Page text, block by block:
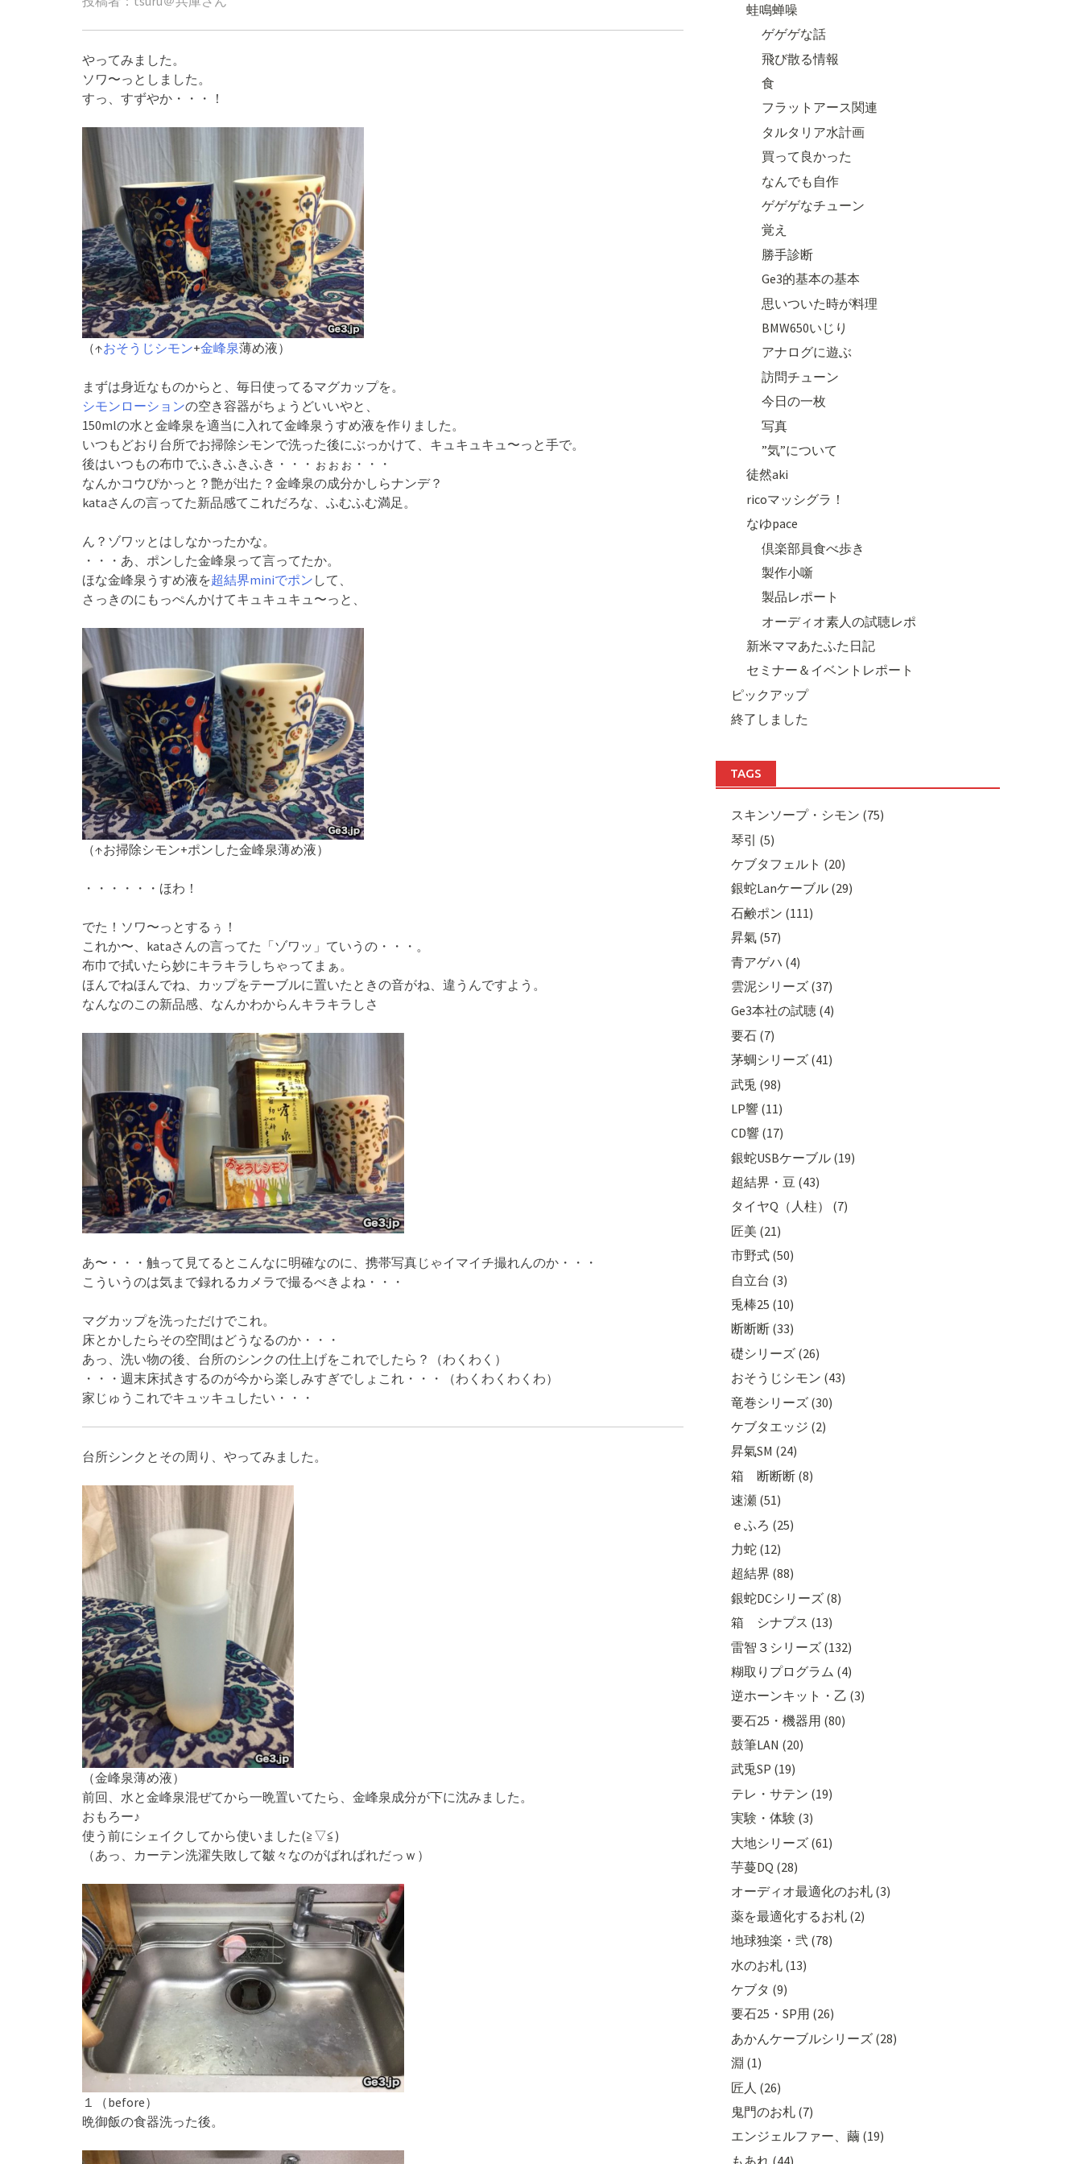
やってみました。
ソワ〜っとしました。
すっ、すずやか・・・！
（↑おそうじシモン+金峰泉薄め液）
まずは身近なものからと、毎日使ってるマグカップを。
シモンローションの空き容器がちょうどいいやと、
150mlの水と金峰泉を適当に入れて金峰泉うすめ液を作りました。
いつもどおり台所でお掃除シモンで洗った後にぶっかけて、キュキュキュ〜っと手で。
後はいつもの布巾でふきふきふき・・・ぉぉぉ・・・
なんかコウぴかっと？艶が出た？金峰泉の成分かしらナンデ？
kataさんの言ってた新品感てこれだろな、ふむふむ満足。
ん？ゾワッとはしなかったかな。
・・・あ、ポンした金峰泉って言ってたか。
ほな金峰泉うすめ液を超結界miniでポン して、
さっきのにもっぺんかけてキュキュキュ〜っと、
（↑お掃除シモン+ポンした金峰泉薄め液）
・・・・・・ほわ！
でた！ソワ〜っとするぅ！
これか〜、kataさんの言ってた「ゾワッ」ていうの・・・。
布巾で拭いたら妙にキラキラしちゃってまぁ。
ほんでねほんでね、カップをテーブルに置いたときの音がね、違うんですよう。
なんなのこの新品感、なんかわからんキラキラしさ
あ〜・・・触って見てるとこんなに明確なのに、携帯写真じゃイマイチ撮れんのか・・・
こういうのは気まで録れるカメラで撮るべきよね・・・
マグカップを洗っただけでこれ。
床とかしたらその空間はどうなるのか・・・
あっ、洗い物の後、台所のシンクの仕上げをこれでしたら？（わくわく）
・・・週末床拭きするのが今から楽しみすぎでしょこれ・・・（わくわくわくわ）
家じゅうこれでキュッキュしたい・・・
台所シンクとその周り、やってみました。
（金峰泉薄め液）
前回、水と金峰泉混ぜてから一晩置いてたら、金峰泉成分が下に沈みました。
おもろー♪
使う前にシェイクしてから使いました(≧▽≦)
（あっ、カーテン洗濯失敗して皺々なのがばればれだっｗ）
１（before）
晩御飯の食器洗った後。
蛙鳴蝉噪
ゲゲゲな話
飛び散る情報
食
フラットアース関連
タルタリア水計画
買って良かった
なんでも自作
ゲゲゲなチューン
覚え
勝手診断
Ge3的基本の基本
思いついた時が料理
BMW650いじり
アナログに遊ぶ
訪問チューン
今日の一枚
写真
”気”について
徒然aki
ricoマッシグラ！
なゆpace
倶楽部員食べ歩き
製作小噺
製品レポート
オーディオ素人の試聴レポ
新米ママあたふた日記
セミナー＆イベントレポート
ピックアップ
終了しました
TAGS
スキンソープ・シモン (75)
琴引 (5)
ケブタフェルト (20)
銀蛇Lanケーブル (29)
石鹸ポン (111)
昇氣 (57)
青アゲハ (4)
雲泥シリーズ (37)
Ge3本社の試聴 (4)
要石 (7)
茅蜩シリーズ (41)
武兎 (98)
LP響 (11)
CD響 (17)
銀蛇USBケーブル (19)
超結界・豆 (43)
タイヤQ（人柱） (7)
匠美 (21)
市野式 (50)
自立台 (3)
兎棒25 (10)
断断断 (33)
礎シリーズ (26)
おそうじシモン (43)
竜巻シリーズ (30)
ケブタエッジ (2)
昇氣SM (24)
箱 断断断 (8)
速瀬 (51)
ｅふろ (25)
力蛇 (12)
超結界 (88)
銀蛇DCシリーズ (8)
箱 シナプス (13)
雷智３シリーズ (132)
糊取りプログラム (4)
逆ホーンキット・乙 (3)
要石25・機器用 (80)
鼓筆LAN (20)
武兎SP (19)
テレ・サテン (19)
実験・体験 (3)
大地シリーズ (61)
芋蔓DQ (28)
オーディオ最適化のお札 (3)
薬を最適化するお札 (2)
地球独楽・弐 (78)
水のお札 (13)
ケブタ (9)
要石25・SP用 (26)
あかんケーブルシリーズ (28)
淵 (1)
匠人 (26)
鬼門のお札 (7)
エンジェルファー、繭 (19)
もあれ (44)